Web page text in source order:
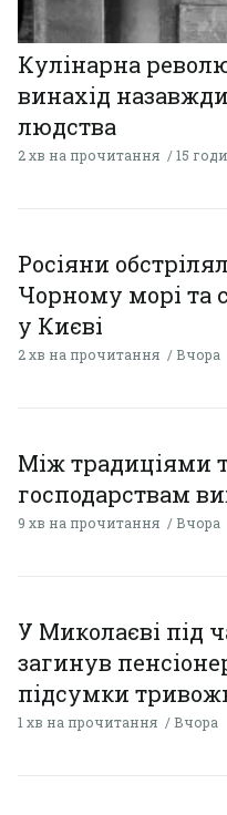
Кулінарна
винахід
людства
2 хв на прочитання 15
Росіяни
Чорному морі та
у Києві
2 хв на прочитання Вчора
Між традиціями
господарствам
9 хв на прочитання Вчора
У Миколаєві під
загинув
підсумки
1 хв на прочитання Вчора